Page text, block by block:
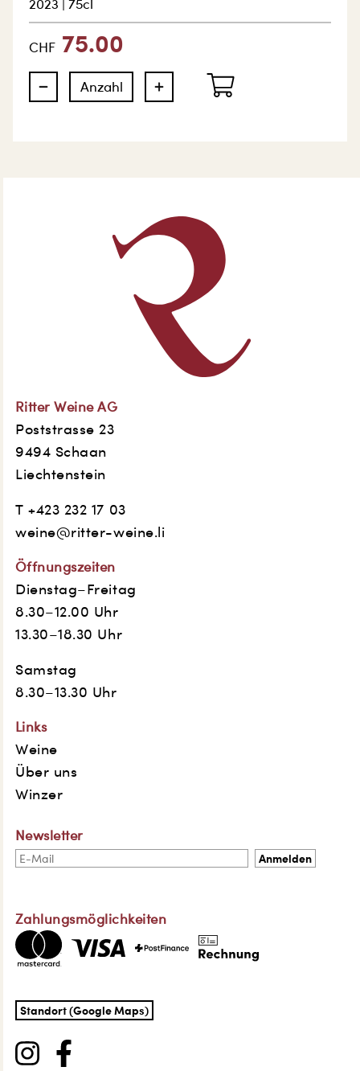
2023 75cl
CHF 75.00
Ritter Weine AG
Poststrasse 23
9494 Schaan
Liechtenstein
T +423 232 17 03
weine@ritter-weine.li
Öffnungszeiten
Dienstag–Freitag
8.30–12.00 Uhr
13.30–18.30 Uhr
Samstag
8.30–13.30 Uhr
Links
Weine
Über uns
Winzer
Newsletter
Zahlungsmöglichkeiten
Standort (Google Maps)